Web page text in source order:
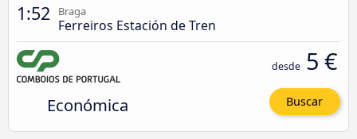
1:52 Braga
Ferreiros Estación de Tren
Económica
desde 5 €
Buscar